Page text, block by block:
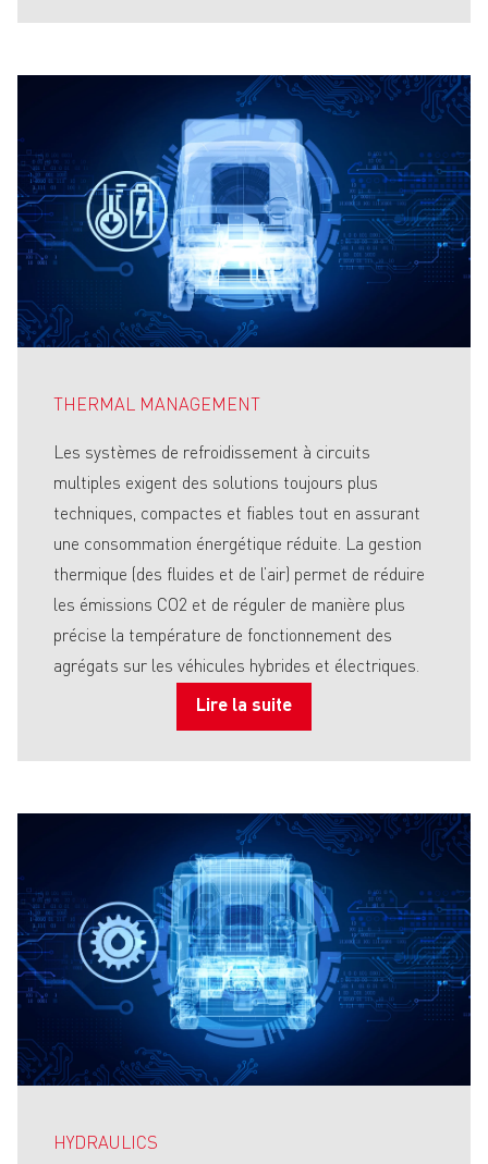
THERMAL MANAGEMENT
Les systèmes de refroidissement à circuits
multiples exigent des solutions toujours plus
techniques, compactes et fiables tout en assurant
une consommation énergétique réduite. La gestion
thermique (des fluides et de l’air) permet de réduire
les émissions CO2 et de réguler de manière plus
précise la température de fonctionnement des
agrégats sur les véhicules hybrides et électriques.
Lire la suite
HYDRAULICS